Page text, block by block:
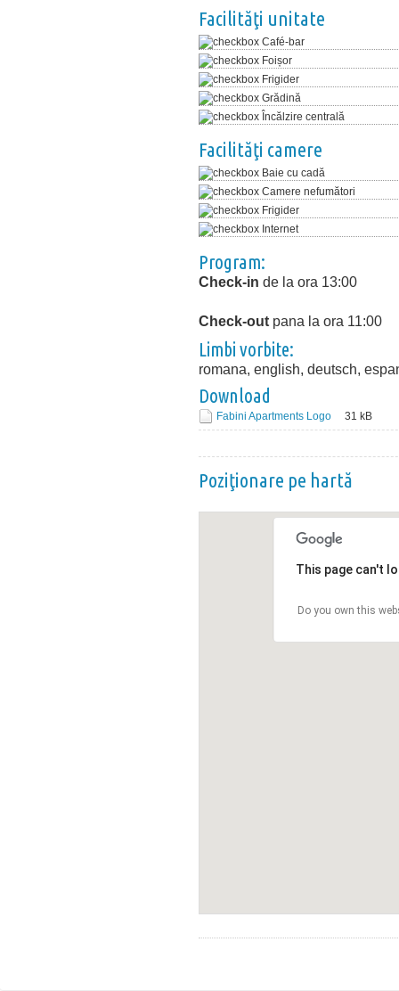
Facilităţi unitate
Café-bar
Foișor
Frigider
Grădină
Încălzire centrală
Facilităţi camere
Baie cu cadă
Camere nefumători
Frigider
Internet
Program:
Check-in de la ora 13:00
Check-out pana la ora 11:00
Limbi vorbite:
romana, english, deutsch,
Download
Fabini Apartments Logo 31 kB
Poziţionare pe hartă
This page can't
Do you own this